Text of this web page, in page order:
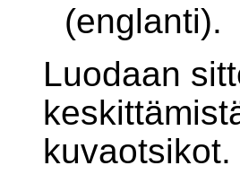
(englanti).
Luodaan
kuvaotsikot.